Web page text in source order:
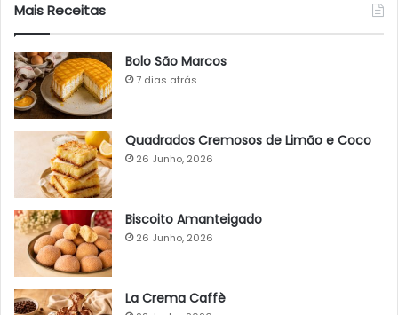
Mais Receitas
Bolo São Marcos
7 dias atrás
Quadrados Cremosos de Limão e Coco
26 Junho, 2026
Biscoito Amanteigado
26 Junho, 2026
La Crema Caffè